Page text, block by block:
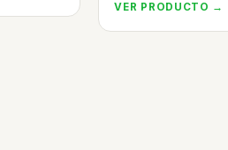
VER PRODUCTO →